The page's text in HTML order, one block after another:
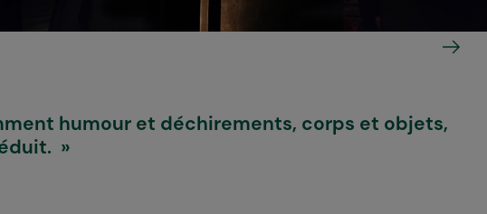
humour et déchirements, corps et objets,